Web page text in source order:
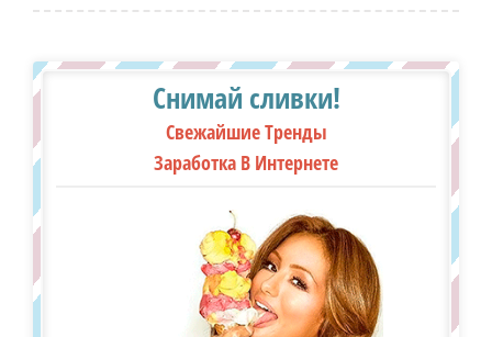
Снимай сливки!
Свежайшие Тренды
Заработка В Интернете